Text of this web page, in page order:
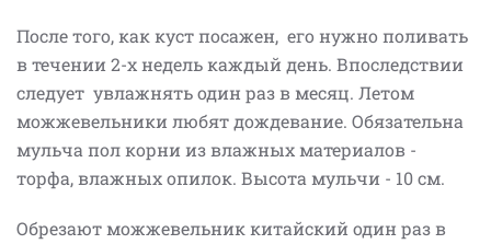
После того, как куст посажен, его нужно поливать
в течении 2-х недель каждый день. Впоследствии
следует увлажнять один раз в месяц. Летом
можжевельники любят дождевание. Обязательна
мульча пол корни из влажных материалов -
торфа, влажных опилок. Высота мульчи - 10 см.
Обрезают можжевельник китайский один раз в